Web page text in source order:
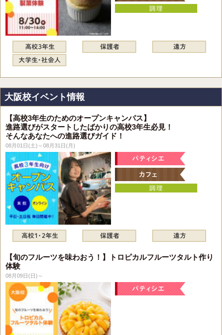
大阪校イベント情報
【高校3年生のためのオープンキャンパス】
進路選びがスタートしたばかりの高校3年生必見！
そんなあなたへの進路選びガイド！
08月01日(土)～08月31日(月)
【旬のフルーツを味わおう！】トロピカルフルーツタルト作り
体験
08月09日(日)～